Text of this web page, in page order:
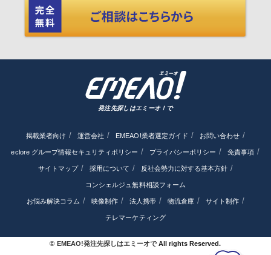
発注先探しはエミーオ！で
掲載業者向け 運営会社 EMEAO!業者選定ガイド お問い合わせ
eclore グループ情報セキュリティポリシー プライバシーポリシー 免責事項
サイトマップ 採用について 反社会勢力に対する基本方針
コンシェルジュ無料相談フォーム
お悩み解決コラム 映像制作 法人携帯 物流倉庫 サイト制作
テレマーケティング
© EMEAO!発注先探しはエミーオでAll rights Reserved.